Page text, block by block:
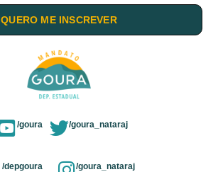
QUERO ME INSCREVER
/goura /goura_nataraj
/depgoura /goura_nataraj